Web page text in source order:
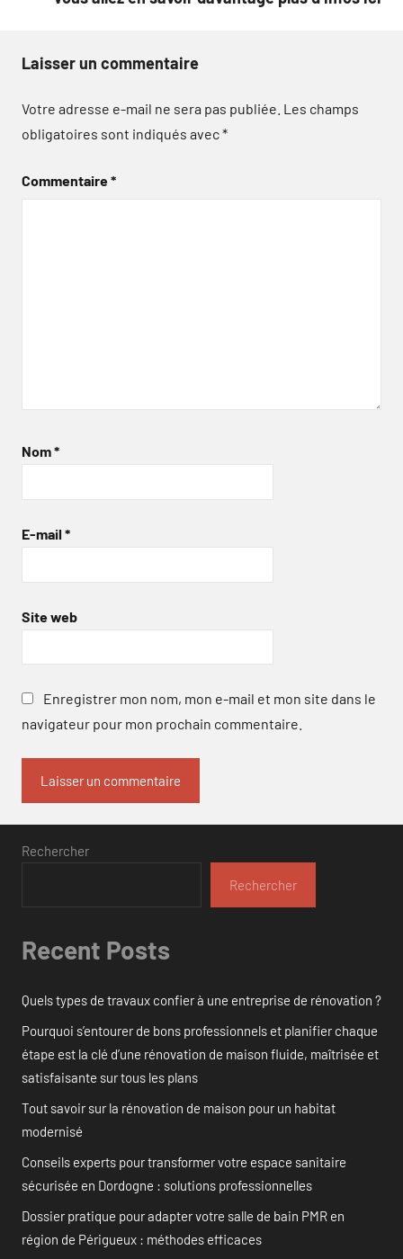
Laisser un commentaire
Votre adresse e-mail ne sera pas publiée. Les champs
obligatoires sont indiqués avec*
Commentaire*
Nom*
E-mail *
Site web
Enregistrer mon nom, mon e-mail et mon site dans le
navigateur pour mon prochain commentaire.
Rechercher
Rechercher
Recent Posts
Quels types de travaux confier à une entreprise de rénovation ?
Pourquoi s’entourer de bons professionnels et planifier chaque
étape est la clé d’une rénovation de maison fluide, maîtrisée et
satisfaisante sur tous les plans
Tout savoir sur la rénovation de maison pour un habitat
modernisé
Conseils experts pour transformer votre espace sanitaire
sécurisée en Dordogne : solutions professionnelles
Dossier pratique pour adapter votre salle de bain PMR en
région de Périgueux : méthodes efficaces